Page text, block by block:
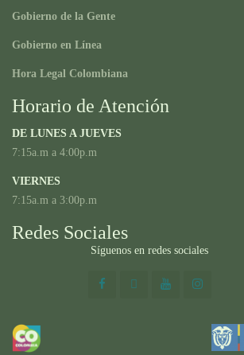
Gobierno de la Gente
Gobierno en Línea
Hora Legal Colombiana
Horario de Atención
DE LUNES A JUEVES
7:15a.m a 4:00p.m
VIERNES
7:15a.m a 3:00p.m
Redes Sociales
Síguenos en redes sociales